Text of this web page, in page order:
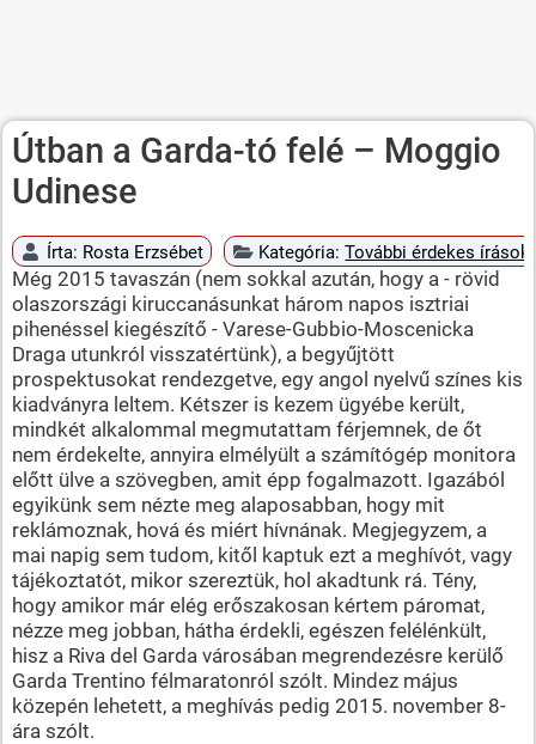
Útban a Garda-tó felé – Moggio
Udinese
Írta: Rosta Erzsébet Kategória:További érdekes írások
Még 2015 tavaszán (nem sokkal azután, hogy a - rövid
olaszországi kiruccanásunkat három napos isztriai
pihenéssel kiegészítő - Varese-Gubbio-Moscenicka
Draga utunkról visszatértünk), a begyűjtött
prospektusokat rendezgetve, egy angol nyelvű színes kis
kiadványra leltem. Kétszer is kezem ügyébe került,
mindkét alkalommal megmutattam férjemnek, de őt
nem érdekelte, annyira elmélyült a számítógép monitora
előtt ülve a szövegben, amit épp fogalmazott. Igazából
egyikünk sem nézte meg alaposabban, hogy mit
reklámoznak, hová és miért hívnának. Megjegyzem, a
mai napig sem tudom, kitől kaptuk ezt a meghívót, vagy
tájékoztatót, mikor szereztük, hol akadtunk rá. Tény,
hogy amikor már elég erőszakosan kértem páromat,
nézze meg jobban, hátha érdekli, egészen felélénkült,
hisz a Riva del Garda városában megrendezésre kerülő
Garda Trentino félmaratonról szólt. Mindez május
közepén lehetett, a meghívás pedig 2015. november 8-
ára szólt.